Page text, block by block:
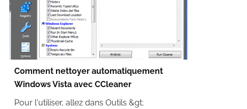
Comment nettoyer automatiquement
Windows Vista avec CCleaner
Pour l'utiliser, allez dans Outils &gt;